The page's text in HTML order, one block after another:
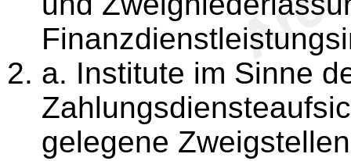
a. Institute im Sinne
gelegene